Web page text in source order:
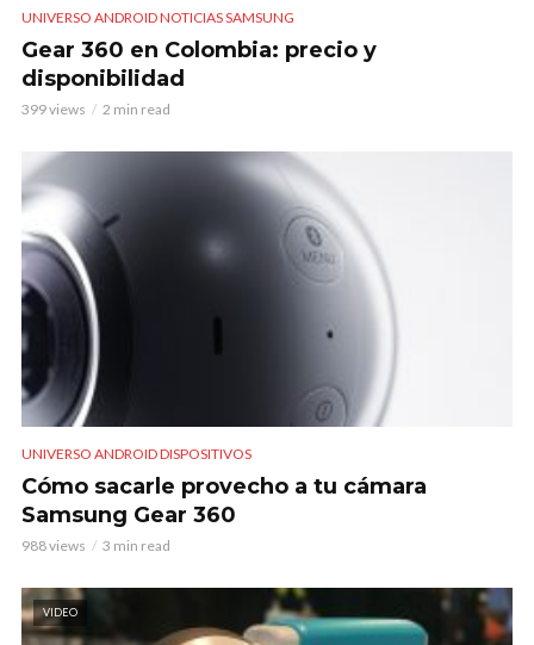
UNIVERSO ANDROID NOTICIAS SAMSUNG
Gear 360 en Colombia: precio y
disponibilidad
399 views 2 min read
UNIVERSO ANDROID DISPOSITIVOS
Cómo sacarle provecho a tu cámara
Samsung Gear 360
988 views 3 min read
VIDEO